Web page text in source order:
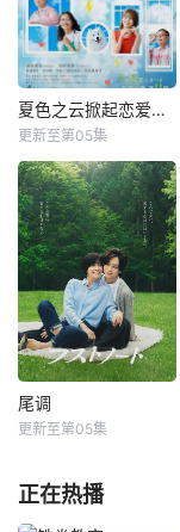
夏色之云掀起恋爱与风暴
更新至第05集
尾调
更新至第05集
正在热播